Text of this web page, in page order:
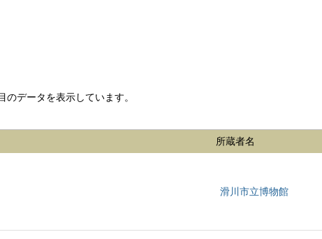
データを表示しています。
所蔵者名
滑川市立博物館